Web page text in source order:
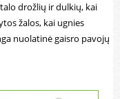
drožlių ir dulkių, kai
žalos, kai ugnies
nuolatinė gaisro pavojų